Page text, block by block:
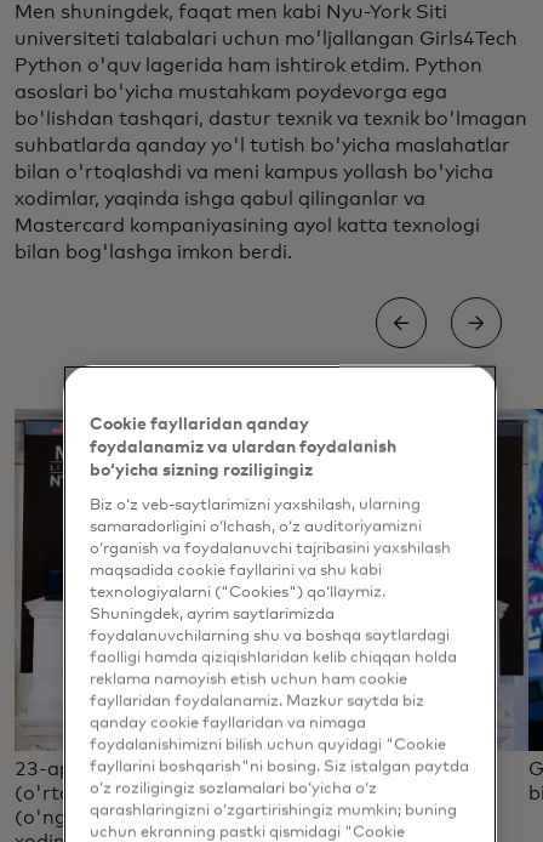
Men shuningdek, faqat men kabi Nyu-York Siti
universiteti talabalari uchun mo'ljallangan Girls4Tech
Python o'quv lagerida ham ishtirok etdim. Python
asoslari bo'yicha mustahkam poydevorga ega
bo'lishdan tashqari, dastur texnik va texnik bo'lmagan
suhbatlarda qanday yo'l tutish bo'yicha maslahatlar
bilan o'rtoqlashdi va meni kampus yollash bo'yicha
xodimlar, yaqinda ishga qabul qilinganlar va
Mastercard kompaniyasining ayol katta texnologi
bilan bog'lashga imkon berdi.
23-aprel kuni Girls4Tech asoschisi Syuzan Uorner
(o'rtada), Mastercard bosh direktori Maykl Mibax
(o'ng tomonda), boshqa Mastercard rahbarlari va
Cookie fayllaridan qanday
foydalanamiz va ulardan foydalanish
bo‘yicha sizning roziligingiz
Biz o‘z veb-saytlarimizni yaxshilash, ularning
samaradorligini o‘lchash, o‘z auditoriyamizni
o‘rganish va foydalanuvchi tajribasini yaxshilash
maqsadida cookie fayllarini va shu kabi
texnologiyalarni ("Cookies") qo‘llaymiz.
Shuningdek, ayrim saytlarimizda
foydalanuvchilarning shu va boshqa saytlardagi
faolligi hamda qiziqishlaridan kelib chiqqan holda
reklama namoyish etish uchun ham cookie
fayllaridan foydalanamiz. Mazkur saytda biz
qanday cookie fayllaridan va nimaga
foydalanishimizni bilish uchun quyidagi "Cookie
fayllarini boshqarish"ni bosing. Siz istalgan paytda
o‘z roziligingiz sozlamalari bo‘yicha o‘z
qarashlaringizni o‘zgartirishingiz mumkin; buning
uchun ekranning pastki qismidagi "Cookie